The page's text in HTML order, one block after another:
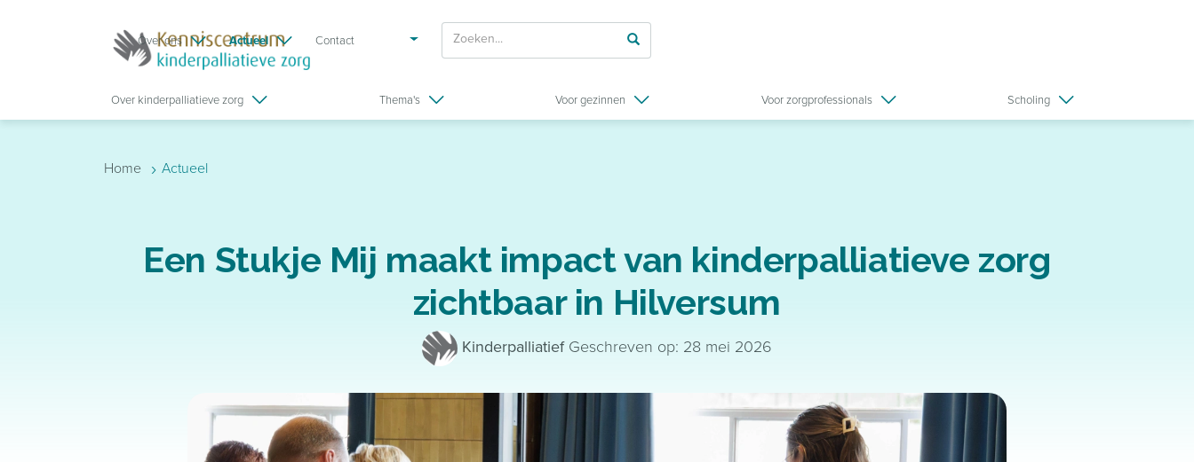
Over ons Actueel Contact
Over kinderpalliatieve zorg Thema's Voor gezinnen Voor zorgprofessionals Scholing
Home › Actueel
Een Stukje Mij maakt impact van kinderpalliatieve zorg
zichtbaar in Hilversum
Kinderpalliatief Geschreven op: 28 mei 2026